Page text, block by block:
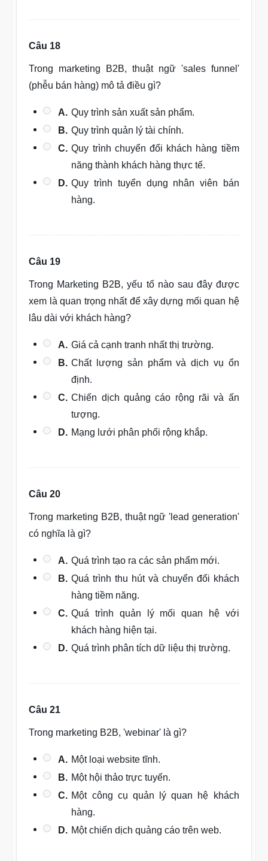
Câu 18
Trong marketing B2B, thuật ngữ 'sales funnel'
(phễu bán hàng) mô tả điều gì?
A. Quy trình sản xuất sản phẩm.
B. Quy trình quản lý tài chính.
C. Quy trình chuyển đổi khách hàng tiềm
năng thành khách hàng thực tế.
D. Quy trình tuyển dụng nhân viên bán
hàng.
Câu 19
Trong Marketing B2B, yếu tố nào sau đây được
xem là quan trọng nhất để xây dựng mối quan hệ
lâu dài với khách hàng?
A. Giá cả cạnh tranh nhất thị trường.
B. Chất lượng sản phẩm và dịch vụ ổn
định.
C. Chiến dịch quảng cáo rộng rãi và ấn
tượng.
D. Mạng lưới phân phối rộng khắp.
Câu 20
Trong marketing B2B, thuật ngữ 'lead generation'
có nghĩa là gì?
A. Quá trình tạo ra các sản phẩm mới.
B. Quá trình thu hút và chuyển đổi khách
hàng tiềm năng.
C. Quá trình quản lý mối quan hệ với
khách hàng hiện tại.
D. Quá trình phân tích dữ liệu thị trường.
Câu 21
Trong marketing B2B, 'webinar' là gì?
A. Một loại website tĩnh.
B. Một hội thảo trực tuyến.
C. Một công cụ quản lý quan hệ khách
hàng.
D. Một chiến dịch quảng cáo trên web.